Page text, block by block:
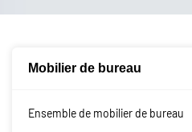
Mobilier de bureau
Ensemble de mobilier de bureau